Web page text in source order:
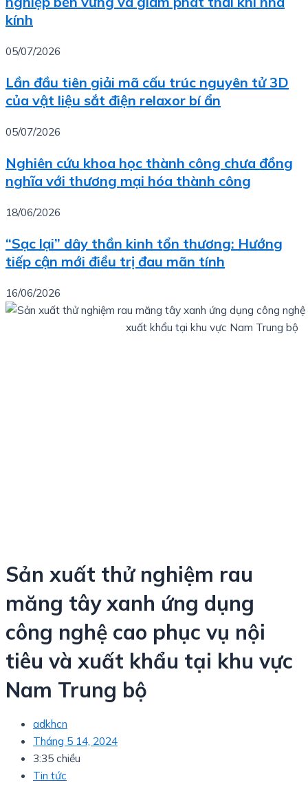
kính
05/07/2026
Lần đầu tiên giải mã cấu trúc nguyên tử 3D
của vật liệu sắt điện relaxor bí ẩn
05/07/2026
Nghiên cứu khoa học thành công chưa đồng
nghĩa với thương mại hóa thành công
18/06/2026
“Sạc lại” dây thần kinh tổn thương: Hướng
tiếp cận mới điều trị đau mãn tính
16/06/2026
Sản xuất thử nghiệm rau
măng tây xanh ứng dụng
công nghệ cao phục vụ nội
tiêu và xuất khẩu tại khu vực
Nam Trung bộ
adkhcn
Tháng 5 14, 2024
3:35 chiều
Tin tức